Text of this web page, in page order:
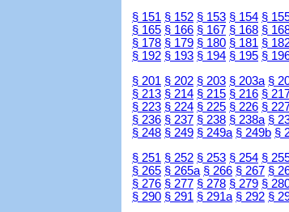
§ 151 § 152 § 153 § 154 §
§ 165 § 166 § 167 § 168 §
§ 178 § 179 § 180 § 181 §
§ 192 § 193 § 194 § 195 §
§ 201 § 202 § 203 § 203a §
§ 213 § 214 § 215 § 216 §
§ 223 § 224 § 225 § 226 §
§ 236 § 237 § 238 § 238a §
§ 248 § 249 § 249a § 249b §
§ 251 § 252 § 253 § 254 §
§ 265 § 265a § 266 § 267 §
§ 276 § 277 § 278 § 279 §
§ 290 § 291 § 291a § 292 §